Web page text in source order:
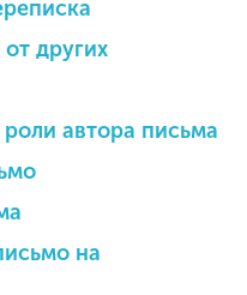
других
автора письма
на